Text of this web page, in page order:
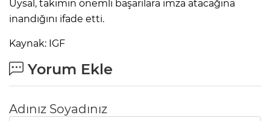
Uysal, takımın önemli başarılara imza atacağına
inandığını ifade etti.
Kaynak: IGF
Yorum Ekle
Adınız Soyadınız